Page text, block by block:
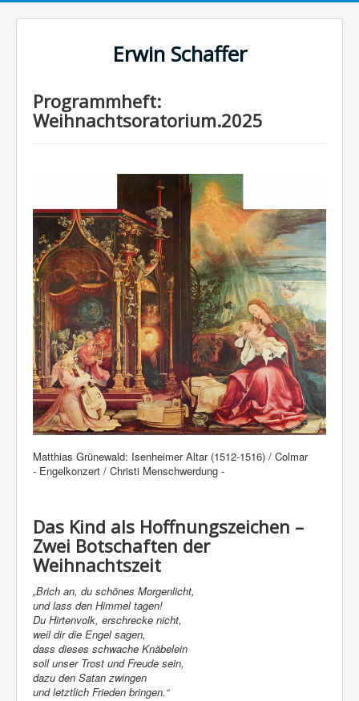
Erwin Schaffer
Programmheft:
Weihnachtsoratorium.2025
Matthias Grünewald: Isenheimer Altar (1512-1516) / Colmar
- Engelkonzert / Christi Menschwerdung -
Das Kind als Hoffnungszeichen –
Zwei Botschaften der
Weihnachtszeit
„Brich an, du schönes Morgenlicht,
und lass den Himmel tagen!
Du Hirtenvolk, erschrecke nicht,
weil dir die Engel sagen,
dass dieses schwache Knäbelein
soll unser Trost und Freude sein,
dazu den Satan zwingen
und letztlich Frieden bringen.“